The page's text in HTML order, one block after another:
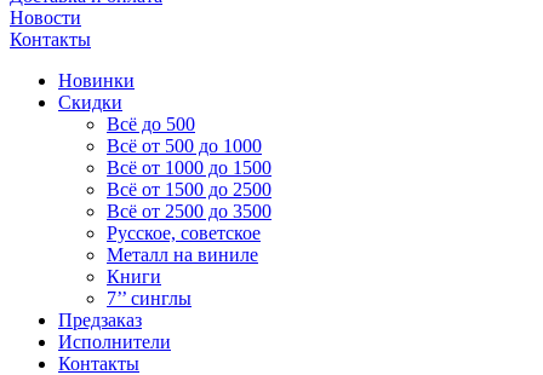
Новости
Контакты
Новинки
Скидки
Всё до 500
Всё от 500 до 1000
Всё от 1000 до 1500
Всё от 1500 до 2500
Всё от 2500 до 3500
Русское, советское
Металл на виниле
Книги
7’’ синглы
Предзаказ
Исполнители
Контакты